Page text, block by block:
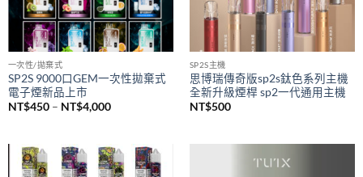
一次性/拋棄式
SP2S 9000口GEM一次性拋棄式
電子煙新品上市
NT$450 – NT$4,000價
NT$450
到
NT$4,000
SP2S主機
思博瑞傳奇版sp2s鈦色系列主機
全新升級煙桿 sp2一代通用主機
NT$500